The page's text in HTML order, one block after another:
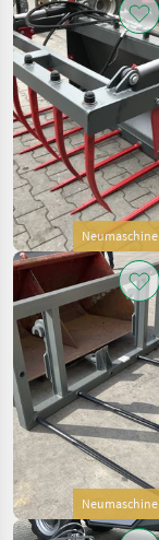
Neumaschine
Neumaschine